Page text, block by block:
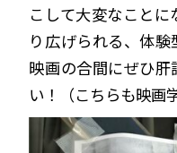
こして大変なこと
り広げられる、体験
映画の合間にぜひ肝
い！（こちらも映画